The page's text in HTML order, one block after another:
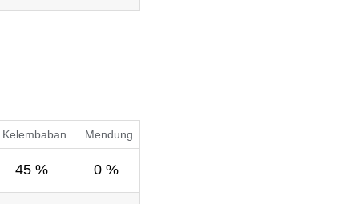
Kelembaban Mendung
45 % 0 %